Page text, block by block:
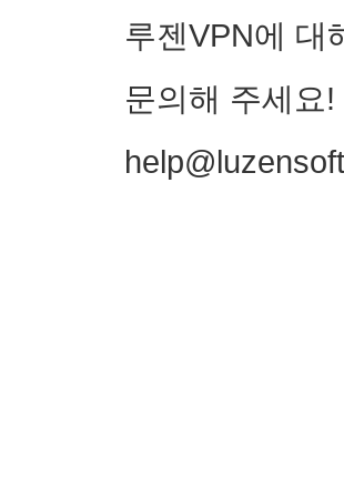
루젠VPN에 대
문의해 주세요!